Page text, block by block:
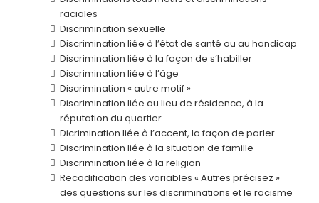
raciales
Discrimination sexuelle
Discrimination liée à l’état de santé ou au handicap
Discrimination liée à la façon de s’habiller
Discrimination liée à l’âge
Discrimination « autre motif »
Discrimination liée au lieu de résidence, à la
réputation du quartier
Dicrimination liée à l’accent, la façon de parler
Discrimination liée à la situation de famille
Discrimination liée à la religion
Recodification des variables « Autres précisez »
des questions sur les discriminations et le racisme